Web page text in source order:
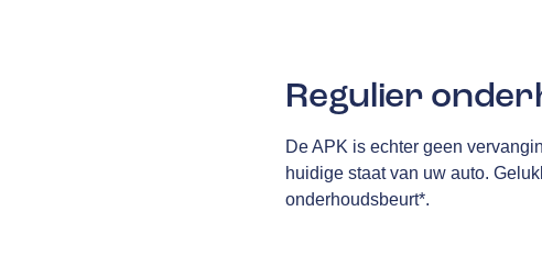
Regulier
De APK is echter geen
huidige staat van uw auto.
onderhoudsbeurt*.